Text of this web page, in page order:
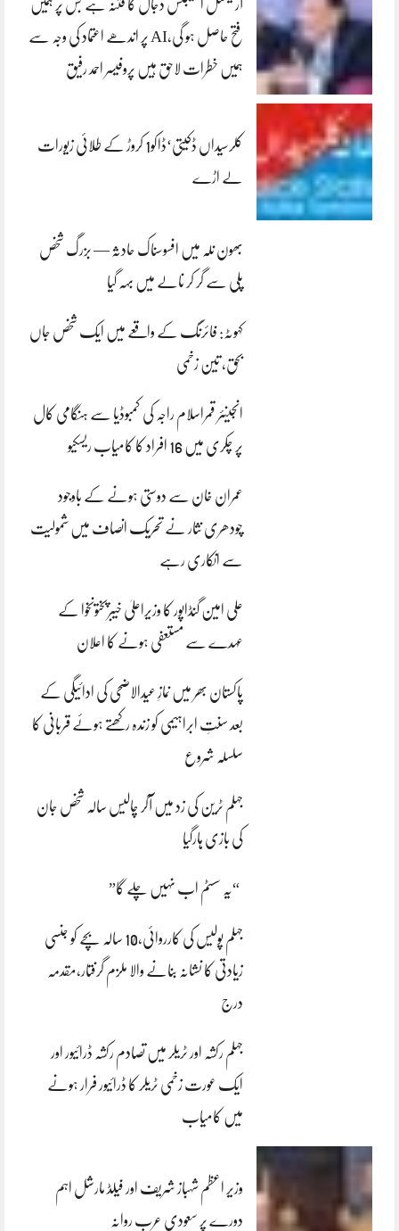
آرٹیفشل انٹلیجنس دجال کا فتنہ ہے جس پر ہمیں
فتح حاصل ہو گی،AI پر اندھے اعتماد کی وجہ سے
ہمیں خطرات لاحق ہیں پروفیسر احمد رفیق
کلرسیداں ڈکیتی‘ڈاکو1 کروڑ کے طلائی زیورات
لے اڑے
بھون نلہ میں افسوسناک حادثہ — بزرگ شخص
پلی سے گر کر نالے میں بہہ گیا
کہوٹہ: فائرنگ کے واقعے میں ایک شخص جاں
بحق، تین زخمی
انجینئر قمراسلام راجہ کی کمبوڈیا سے ہنگامی کال
پر چکری میں 16 افراد کا کامیاب ریسکیو
عمران خان سے دوستی ہونے کے باوجود
چودھری نثار نے تحریک انصاف میں شمولیت
سے انکاری رہے
علی امین گنڈاپور کا وزیراعلیٰ خیبرپختونخوا کے
عہدے سے مستعفی ہونے کا اعلان
پاکستان بھر میں نمازِ عیدالاضحی کی ادائیگی کے
بعد سنتِ ابراہیمی کو زندہ رکھتے ہوئے قربانی کا
سلسلہ شروع
جہلم ٹرین کی زد میں آکر چالیس سالہ شخص جان
کی بازی ہارگیا
“یہ سسٹم اب نہیں چلے گا”
جہلم پولیس کی کارروائی،10 سالہ بچے کو جنسی
زیادتی کا نشانہ بنانے والا ملزم گرفتار،مقدمہ
درج
جہلم رکشہ اور ٹریلر میں تصادم رکشہ ڈرائیور اور
ایک عورت زخمی ٹریلر کا ڈرائیور فرار ہونے
میں کامیاب
وزیر اعظم شہباز شریف اور فیلڈ مارشل اہم
دورے پر سعودی عرب روانہ